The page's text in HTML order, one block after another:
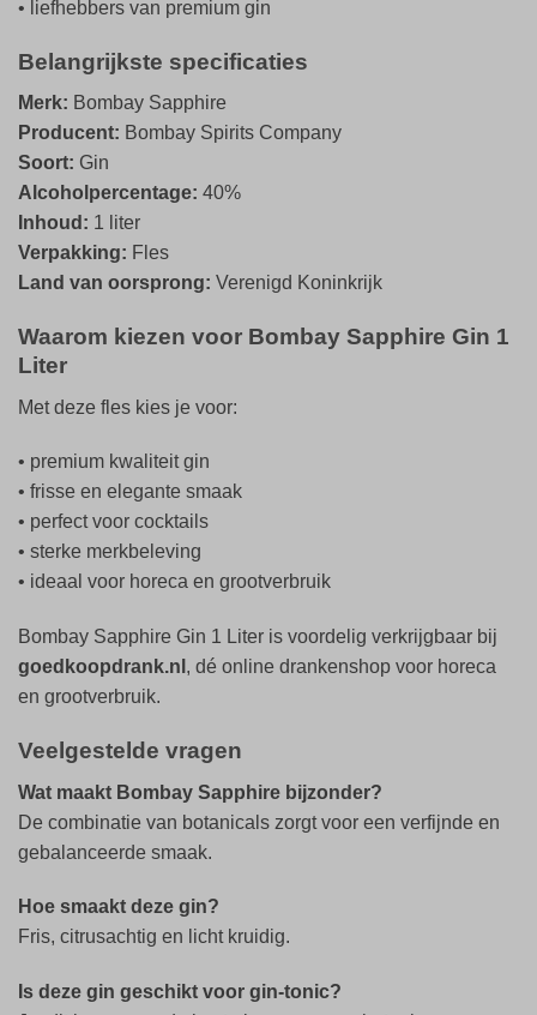
• liefhebbers van premium gin
Belangrijkste specificaties
Merk: Bombay Sapphire
Producent: Bombay Spirits Company
Soort: Gin
Alcoholpercentage: 40%
Inhoud: 1 liter
Verpakking: Fles
Land van oorsprong: Verenigd Koninkrijk
Waarom kiezen voor Bombay Sapphire Gin 1
Liter
Met deze fles kies je voor:
• premium kwaliteit gin
• frisse en elegante smaak
• perfect voor cocktails
• sterke merkbeleving
• ideaal voor horeca en grootverbruik
Bombay Sapphire Gin 1 Liter is voordelig verkrijgbaar bij
goedkoopdrank.nl , dé online drankenshop voor horeca
en grootverbruik.
Veelgestelde vragen
Wat maakt Bombay Sapphire bijzonder?
De combinatie van botanicals zorgt voor een verfijnde en
gebalanceerde smaak.
Hoe smaakt deze gin?
Fris, citrusachtig en licht kruidig.
Is deze gin geschikt voor gin-tonic?